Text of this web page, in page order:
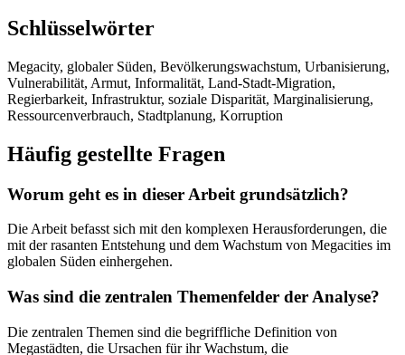
Schlüsselwörter
Megacity, globaler Süden, Bevölkerungswachstum, Urbanisierung,
Vulnerabilität, Armut, Informalität, Land-Stadt-Migration,
Regierbarkeit, Infrastruktur, soziale Disparität, Marginalisierung,
Ressourcenverbrauch, Stadtplanung, Korruption
Häufig gestellte Fragen
Worum geht es in dieser Arbeit grundsätzlich?
Die Arbeit befasst sich mit den komplexen Herausforderungen, die
mit der rasanten Entstehung und dem Wachstum von Megacities im
globalen Süden einhergehen.
Was sind die zentralen Themenfelder der Analyse?
Die zentralen Themen sind die begriffliche Definition von
Megastädten, die Ursachen für ihr Wachstum, die